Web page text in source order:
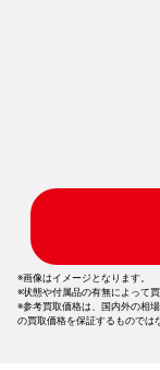
※画像はイメージとなります。
※状態や付属品の有無によって
※参考買取価格は、国内外の相
の買取価格を保証するものでは